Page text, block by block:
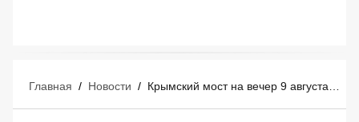
Главная / Новости /